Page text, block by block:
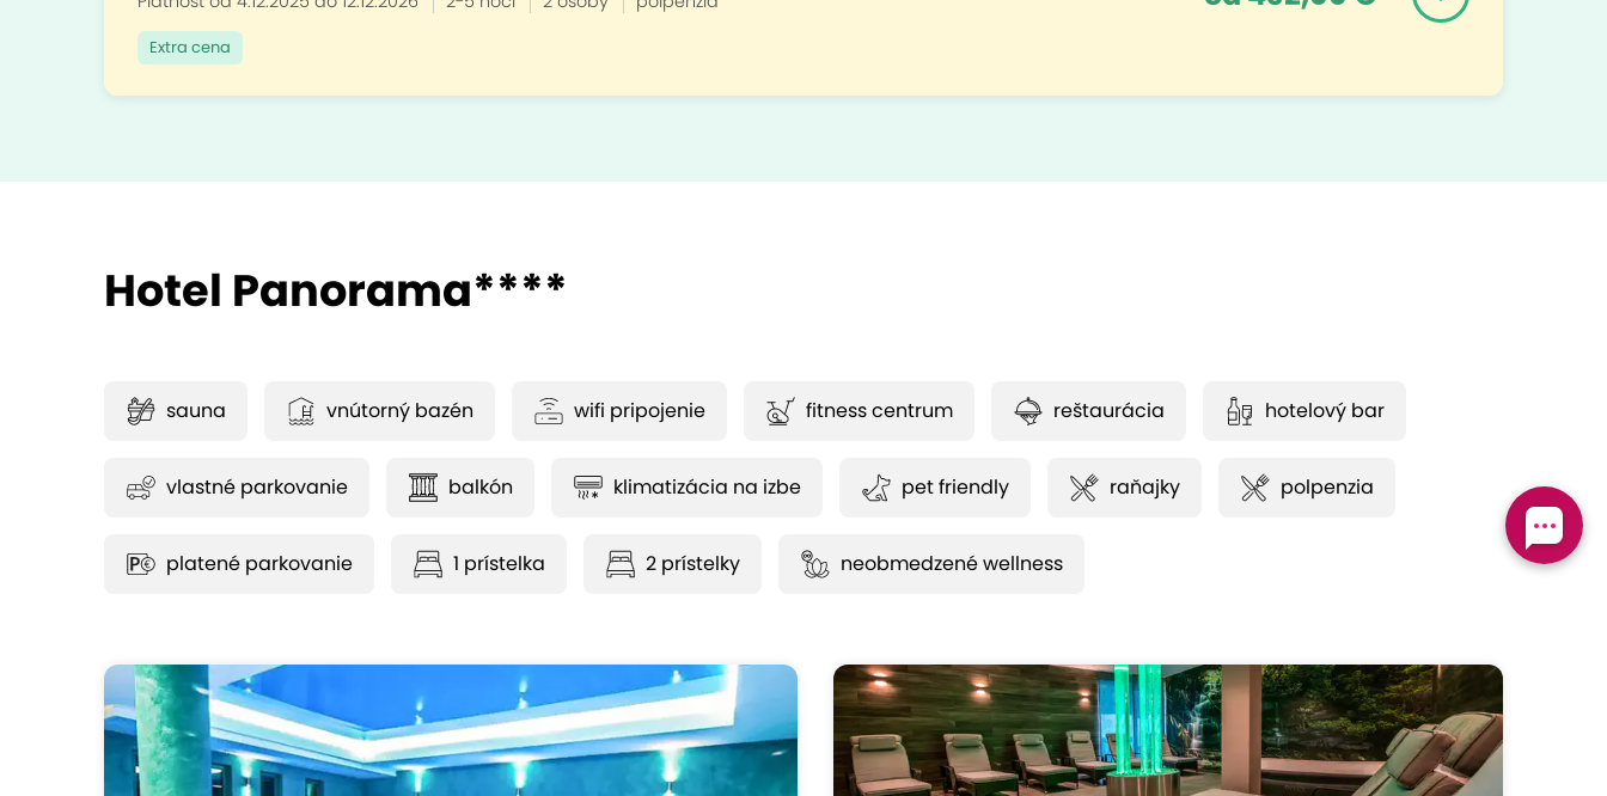
Extra cena
Hotel Panorama****
sauna vnútorný bazén wifi pripojenie fitness centrum reštaurácia hotelový bar
vlastné parkovanie balkón klimatizácia na izbe pet friendly raňajky polpenzia
platené parkovanie 1 prístelka 2 prístelky neobmedzené wellness